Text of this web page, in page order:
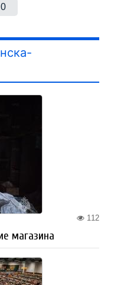
0
112
магазина